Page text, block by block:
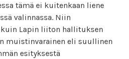
tämä ei kuitenkaan liene
valinnassa. Niin
Lapin liiton hallituksen
muistinvarainen eli suullinen
esityksestä